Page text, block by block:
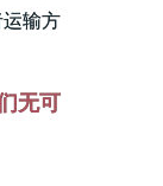
输方
无可